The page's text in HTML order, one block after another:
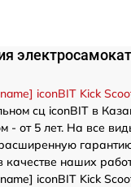
iconBIT Kick
сц iconBIT в
- от 5 лет. На все
качестве наших
iconBIT Kick